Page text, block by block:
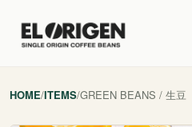
HOME/ITEMS/GREEN BEANS / 生豆